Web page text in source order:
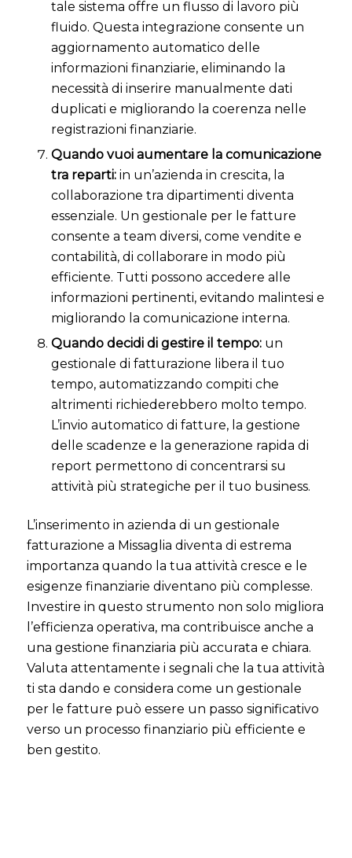
tale sistema offre un flusso di lavoro più
fluido. Questa integrazione consente un
aggiornamento automatico delle
informazioni finanziarie, eliminando la
necessità di inserire manualmente dati
duplicati e migliorando la coerenza nelle
registrazioni finanziarie.
Quando vuoi aumentare la comunicazione
tra reparti:in un’azienda in crescita, la
collaborazione tra dipartimenti diventa
essenziale. Un gestionale per le fatture
consente a team diversi, come vendite e
contabilità, di collaborare in modo più
efficiente. Tutti possono accedere alle
informazioni pertinenti, evitando malintesi e
migliorando la comunicazione interna.
Quando decidi di gestire il tempo:un
gestionale di fatturazione libera il tuo
tempo, automatizzando compiti che
altrimenti richiederebbero molto tempo.
L’invio automatico di fatture, la gestione
delle scadenze e la generazione rapida di
report permettono di concentrarsi su
attività più strategiche per il tuo business.
L’inserimento in azienda di un gestionale
fatturazione a Missaglia diventa di estrema
importanza quando la tua attività cresce e le
esigenze finanziarie diventano più complesse.
Investire in questo strumento non solo migliora
l’efficienza operativa, ma contribuisce anche a
una gestione finanziaria più accurata e chiara.
Valuta attentamente i segnali che la tua attività
ti sta dando e considera come un gestionale
per le fatture può essere un passo significativo
verso un processo finanziario più efficiente e
ben gestito.